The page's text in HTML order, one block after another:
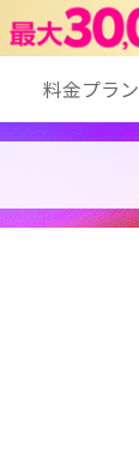
料金プラン